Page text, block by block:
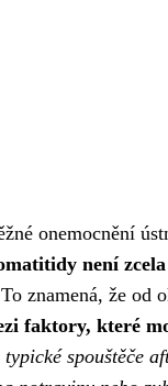
onemocnění
není zcela
To znamená, že od
faktory, které
typické spouštěče